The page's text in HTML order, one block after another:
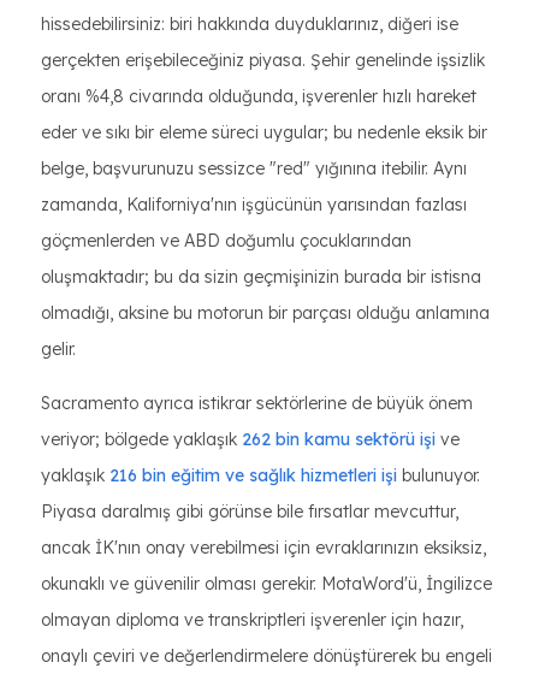
hissedebilirsiniz: biri hakkında duyduklarınız, diğeri ise
gerçekten erişebileceğiniz piyasa. Şehir genelinde işsizlik
oranı %4,8 civarında olduğunda, işverenler hızlı hareket
eder ve sıkı bir eleme süreci uygular; bu nedenle eksik bir
belge, başvurunuzu sessizce "red" yığınına itebilir. Aynı
zamanda, Kaliforniya'nın işgücünün yarısından fazlası
göçmenlerden ve ABD doğumlu çocuklarından
oluşmaktadır; bu da sizin geçmişinizin burada bir istisna
olmadığı, aksine bu motorun bir parçası olduğu anlamına
gelir.
Sacramento ayrıca istikrar sektörlerine de büyük önem
veriyor; bölgede yaklaşık 262 bin kamu sektörü işi ve
yaklaşık 216 bin eğitim ve sağlık hizmetleri işi bulunuyor.
Piyasa daralmış gibi görünse bile fırsatlar mevcuttur,
ancak İK'nın onay verebilmesi için evraklarınızın eksiksiz,
okunaklı ve güvenilir olması gerekir. MotaWord'ü, İngilizce
olmayan diploma ve transkriptleri işverenler için hazır,
onaylı çeviri ve değerlendirmelere dönüştürerek bu engeli